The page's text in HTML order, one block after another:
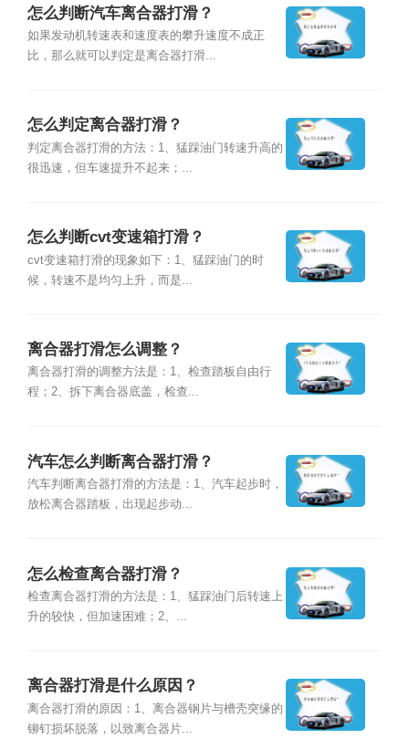
怎么判断汽车离合器打滑？
如果发动机转速表和速度表的攀升速度不成正
比，那么就可以判定是离合器打滑...
怎么判定离合器打滑？
判定离合器打滑的方法：1、猛踩油门转速升高的
很迅速，但车速提升不起来；...
怎么判断cvt变速箱打滑？
cvt变速箱打滑的现象如下：1、猛踩油门的时
候，转速不是均匀上升，而是...
离合器打滑怎么调整？
离合器打滑的调整方法是：1、检查踏板自由行
程；2、拆下离合器底盖，检查...
汽车怎么判断离合器打滑？
汽车判断离合器打滑的方法是：1、汽车起步时，
放松离合器踏板，出现起步动...
怎么检查离合器打滑？
检查离合器打滑的方法是：1、猛踩油门后转速上
升的较快，但加速困难；2、...
离合器打滑是什么原因？
离合器打滑的原因：1、离合器钢片与槽壳突缘的
铆钉损坏脱落，以致离合器片...